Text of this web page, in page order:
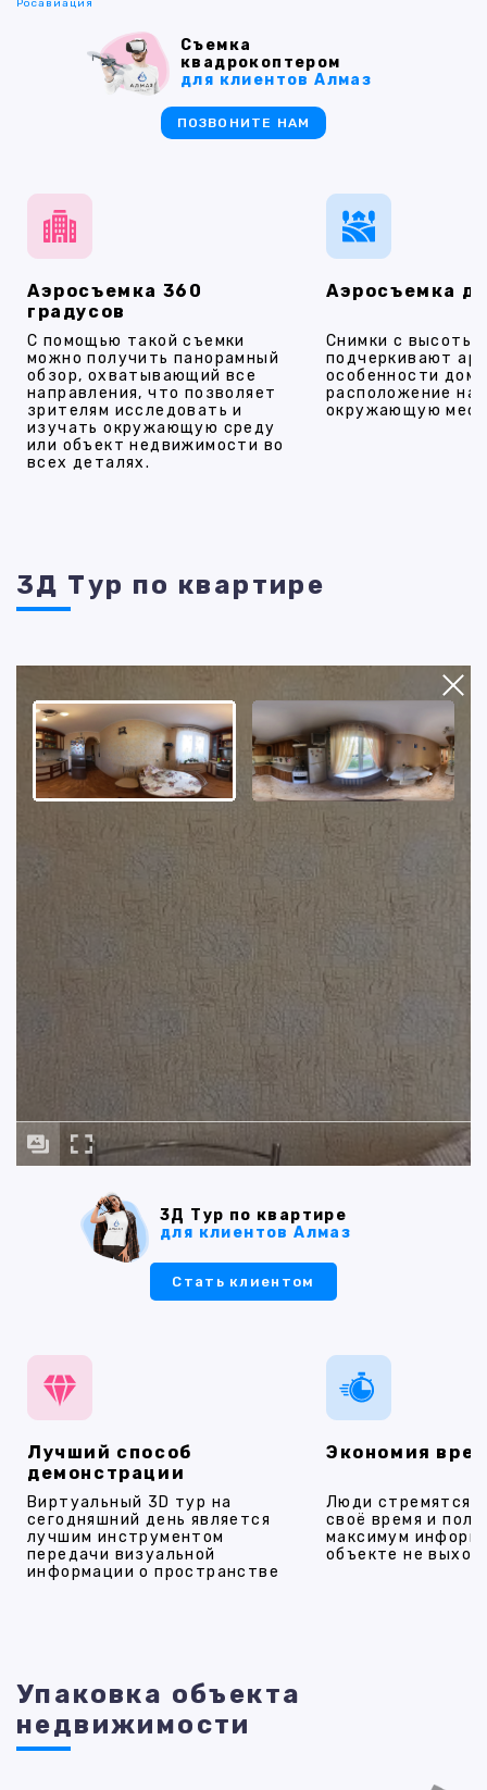
Аэросъемка 360
градусов
С помощью такой съемки
можно получить панорамный
обзор, охватывающий все
направления, что позволяет
зрителям исследовать и
изучать окружающую среду
или объект недвижимости во
всех деталях.
Аэросъемка
Снимки с высоты
подчеркивают
особенности
расположение на
окружающую
Росавиация
Съемка
квадрокоптером
для клиентов Алмаз
ПОЗВОНИТЕ НАМ
3Д Тур по квартире
3Д Тур по квартире
для клиентов Алмаз
Стать клиентом
Лучший способ
демонстрации
Виртуальный 3D тур на
сегодняшний день является
лучшим инструментом
передачи визуальной
информации о пространстве
Экономия
Люди стремятся
своё время и
максимум
объекте не
Упаковка объекта
недвижимости